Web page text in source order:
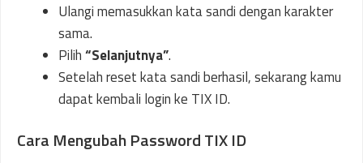
Ulangi memasukkan kata sandi dengan karakter
sama.
Pilih“Selanjutnya”.
Setelah reset kata sandi berhasil, sekarang kamu
dapat kembali login ke TIX ID.
Cara Mengubah Password TIX ID